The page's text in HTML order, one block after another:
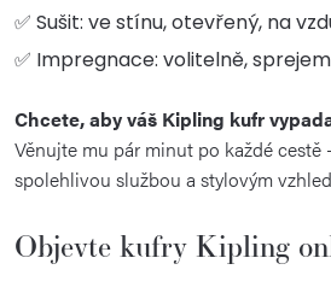
✅ Sušit: ve stínu, otevřený, na
✅ Impregnace: volitelně,
Chcete, aby váš Kipling kufr
Věnujte mu pár minut po každé cestě
spolehlivou službou a stylovým
Objevte kufry Kipling